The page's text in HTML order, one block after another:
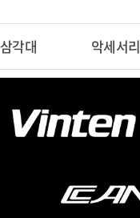
삼각대 악세서리